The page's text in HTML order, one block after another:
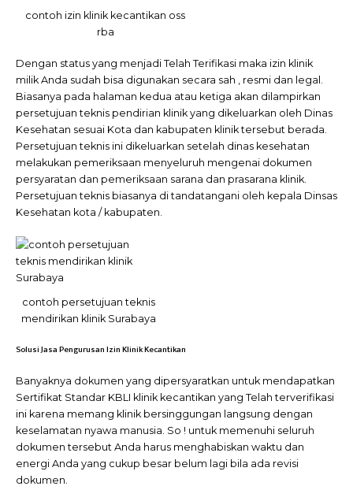
contoh izin klinik kecantikan oss
rba
Dengan status yang menjadi Telah Terifikasi maka izin klinik
milik Anda sudah bisa digunakan secara sah , resmi dan legal.
Biasanya pada halaman kedua atau ketiga akan dilampirkan
persetujuan teknis pendirian klinik yang dikeluarkan oleh Dinas
Kesehatan sesuai Kota dan kabupaten klinik tersebut berada.
Persetujuan teknis ini dikeluarkan setelah dinas kesehatan
melakukan pemeriksaan menyeluruh mengenai dokumen
persyaratan dan pemeriksaan sarana dan prasarana klinik.
Persetujuan teknis biasanya di tandatangani oleh kepala Dinsas
Kesehatan kota / kabupaten.
contoh persetujuan teknis
mendirikan klinik Surabaya
Solusi Jasa Pengurusan Izin Klinik Kecantikan
Banyaknya dokumen yang dipersyaratkan untuk mendapatkan
Sertifikat Standar KBLI klinik kecantikan yang Telah terverifikasi
ini karena memang klinik bersinggungan langsung dengan
keselamatan nyawa manusia. So ! untuk memenuhi seluruh
dokumen tersebut Anda harus menghabiskan waktu dan
energi Anda yang cukup besar belum lagi bila ada revisi
dokumen.